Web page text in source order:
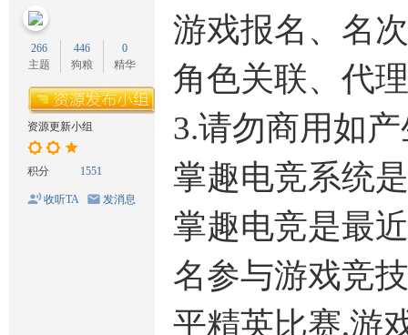
266
主题
446
狗粮
0
精华
资源更新小组
积分 1551
收听TA 发消息
游戏报名、名
角色关联、代
3.请勿商用如
掌趣电竞系统
掌趣电竞是最
名参与游戏竞
平精英比赛,游